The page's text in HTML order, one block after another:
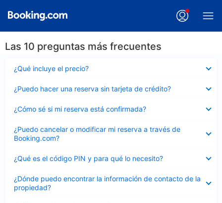
Las 10 preguntas más frecuentes
¿Qué incluye el precio?
cerrado
¿Puedo hacer una reserva sin tarjeta de crédito?
cerrado
¿Cómo sé si mi reserva está confirmada?
cerrado
¿Puedo cancelar o modificar mi reserva a través de
Booking.com?
cerrado
¿Qué es el código PIN y para qué lo necesito?
cerrado
¿Dónde puedo encontrar la información de contacto de la
propiedad?
cerrado